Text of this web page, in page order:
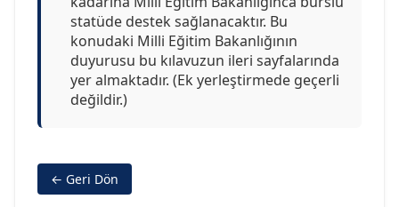
statüde destek sağlanacaktır. Bu
konudaki Milli Eğitim Bakanlığının
duyurusu bu kılavuzun ileri sayfalarında
yer almaktadır. (Ek yerleştirmede geçerli
değildir.)
← Geri Dön